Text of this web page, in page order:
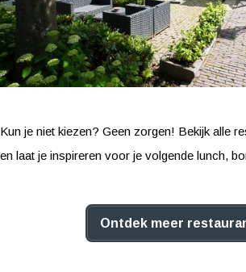
Kun je niet kiezen? Geen zorgen! Bekijk alle
en laat je inspireren voor je volgende lunch,
Ontdek meer